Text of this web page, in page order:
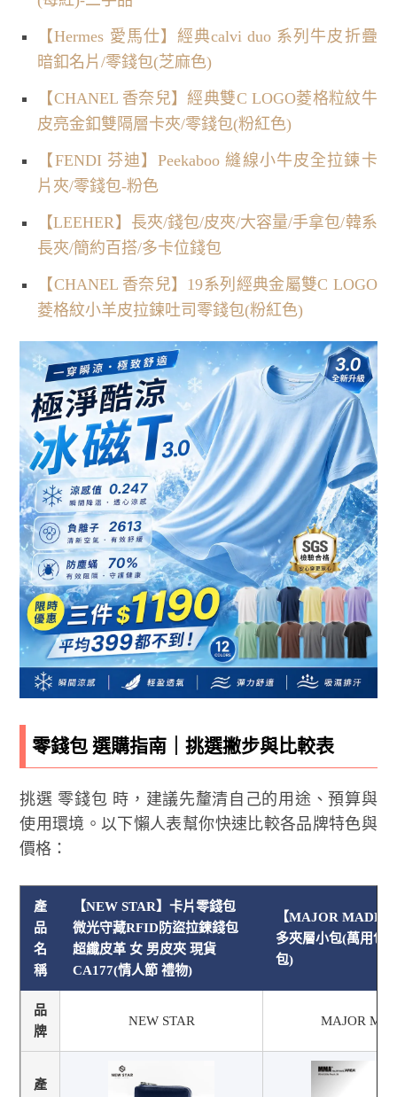
【Hermes 愛馬仕】經典calvi duo 系列牛皮折疊
暗釦名片/零錢包(芝麻色)
【CHANEL 香奈兒】經典雙C LOGO菱格粒紋牛
皮亮金釦雙隔層卡夾/零錢包(粉紅色)
【FENDI 芬迪】Peekaboo 縫線小牛皮全拉鍊卡
片夾/零錢包-粉色
【LEEHER】長夾/錢包/皮夾/大容量/手拿包/韓系
長夾/簡約百搭/多卡位錢包
【CHANEL 香奈兒】19系列經典金屬雙C LOGO
菱格紋小羊皮拉鍊吐司零錢包(粉紅色)
零錢包 選購指南｜挑選撇步與比較表
挑選 零錢包 時，建議先釐清自己的用途、預算與
使用環境。以下懶人表幫你快速比較各品牌特色與
價格：
產
品
名
稱
【NEW STAR】卡片零錢包
微光守藏RFID防盜拉鍊錢包
超纖皮革 女 男皮夾 現貨
CA177(情人節 禮物)
【MAJOR MADE
多夾層小包(萬用包/
包)
品
牌
NEW STAR MAJOR
產